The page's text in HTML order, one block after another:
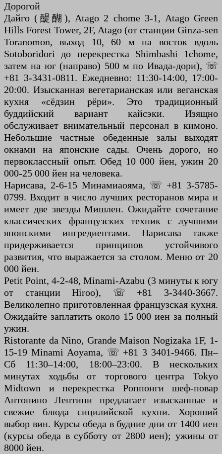
Дорогой
Дайго (醍醐), Atago 2 chome 3-1, Atago Green
Hills Forest Tower, 2F, Atago (от станции Ginza-sen
Toranomon, выход 10, 60 м на восток вдоль
Sotoboridori до перекрестка Shimbashi 1chome,
затем на юг (направо) 500 м по Ивада-дори), ☏
+81 3-3431-0811. Ежедневно: 11:30-14:00, 17:00-
20:00. Изысканная вегетарианская или веганская
кухня «сёдзин рёри». Это традиционный
буддийский вариант кайсэки. Изящно
обслуживает внимательный персонал в кимоно.
Небольшие частные обеденные залы выходят
окнами на японские сады. Очень дорого, но
первоклассный опыт. Обед 10 000 йен, ужин 20
000-25 000 йен на человека.
Нарисава, 2-6-15 Минамиаояма, ☏ +81 3-5785-
0799. Входит в число лучших ресторанов мира и
имеет две звезды Мишлен. Ожидайте сочетание
классических французских техник с лучшими
японскими ингредиентами. Нарисава также
придерживается принципов устойчивого
развития, что выражается за столом. Меню от 20
000 йен.
Petit Point, 4-2-48, Minami-Azabu (3 минуты к югу
от станции Hiroo), ☏ +81 3-3440-3667.
Великолепно приготовленная французская кухня.
Ожидайте заплатить около 15 000 иен за полный
ужин.
Ristorante da Nino, Grande Maison Nogizaka 1F, 1-
15-19 Minami Aoyama, ☏ +81 3 3401-9466. Пн–
Сб 11:30–14:00, 18:00–23:00. В нескольких
минутах ходьбы от торгового центра Tokyo
Midtown и перекрестка Роппонги шеф-повар
Антонино Лентини предлагает изысканные и
свежие блюда сицилийской кухни. Хороший
выбор вин. Курсы обеда в будние дни от 1400 иен
(курсы обеда в субботу от 2800 иен); ужины от
8000 йен.